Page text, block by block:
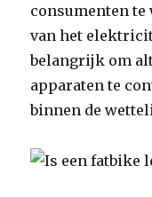
consumenten te
van het
belangrijk om
apparaten te
binnen de